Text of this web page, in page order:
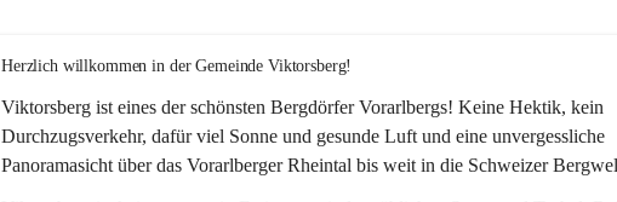
Herzlich willkommen in der Gemeinde Viktorsberg!
Viktorsberg ist eines der schönsten Bergdörfer Vorarlbergs! Keine Hektik, kein
Durchzugsverkehr, dafür viel Sonne und gesunde Luft und eine unvergessliche
Panoramasicht über das Vorarlberger Rheintal bis weit in die Schweizer